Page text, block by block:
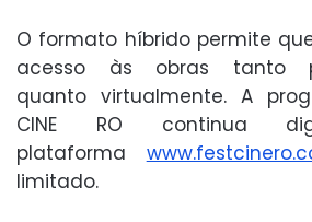
O formato híbrido permite
acesso às obras tanto
quanto virtualmente. A
CINE RO continua
plataforma
limitado.